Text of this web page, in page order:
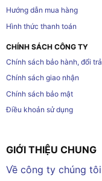
Hướng dẫn mua hàng
Hình thức thanh toán
CHÍNH SÁCH CÔNG TY
Chính sách bảo hành, đổi trả
Chính sách giao nhận
Chính sách bảo mật
Điều khoản sử dụng
GIỚI THIỆU CHUNG
Về công ty chúng tôi